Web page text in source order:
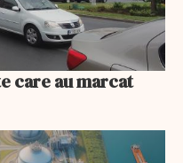
care au marcat